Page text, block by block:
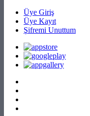
Üye Giriş
Üye Kayıt
Şifremi Unuttum